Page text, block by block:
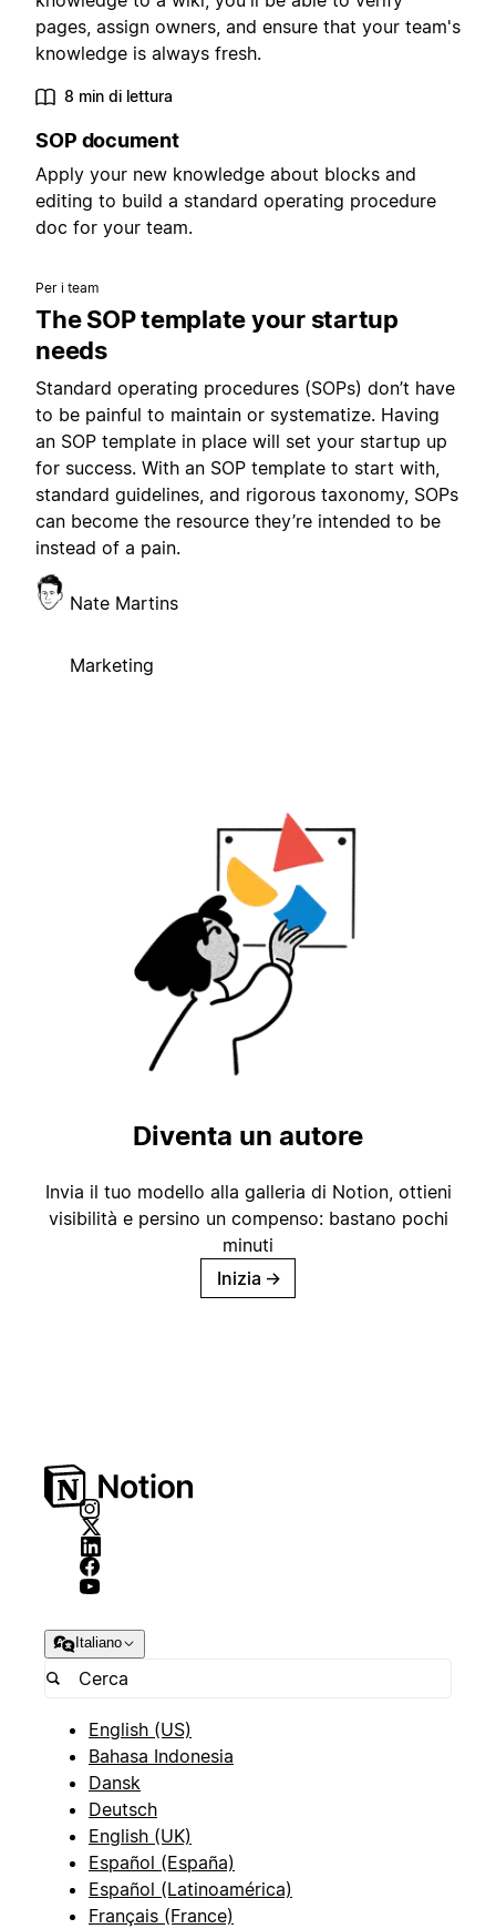
pages, assign owners, and ensure that your team's
knowledge is always fresh.
8 min di lettura
SOP document
Apply your new knowledge about blocks and
editing to build a standard operating procedure
doc for your team.
Per i team
The SOP template your startup
needs
Standard operating procedures (SOPs) don’t have
to be painful to maintain or systematize. Having
an SOP template in place will set your startup up
for success. With an SOP template to start with,
standard guidelines, and rigorous taxonomy, SOPs
can become the resource they’re intended to be
instead of a pain.
Nate Martins
Marketing
Diventa un autore
Invia il tuo modello alla galleria di Notion, ottieni
visibilità e persino un compenso: bastano pochi
minuti
Inizia →
Italiano
English (US)
Bahasa Indonesia
Dansk
Deutsch
English (UK)
Español (España)
Español (Latinoamérica)
Français (France)